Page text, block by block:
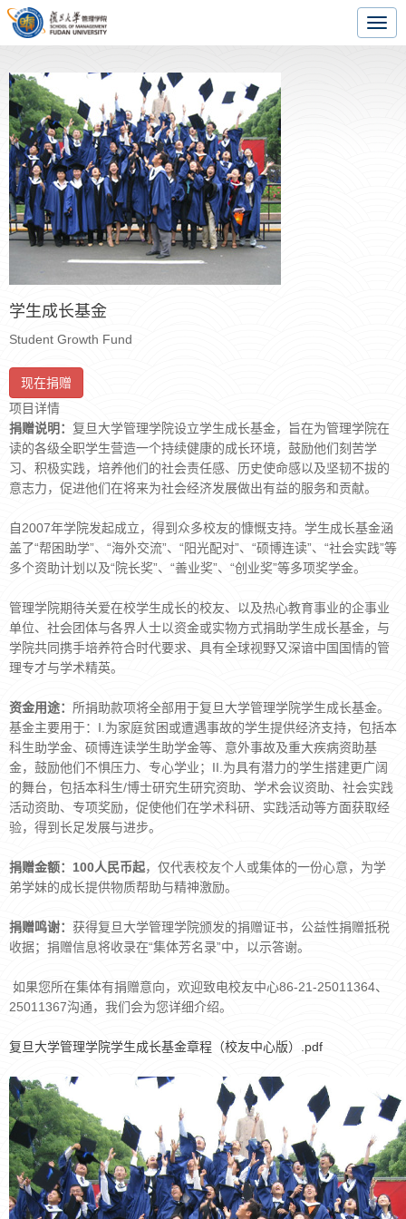
学生成长基金
Student Growth Fund
现在捐赠
项目详情
捐赠说明： 复旦大学管理学院设立学生成长基金，旨在为管理学院在
读的各级全职学生营造一个持续健康的成长环境，鼓励他们刻苦学
习、积极实践，培养他们的社会责任感、历史使命感以及坚韧不拔的
意志力，促进他们在将来为社会经济发展做出有益的服务和贡献。
自2007年学院发起成立，得到众多校友的慷慨支持。学生成长基金涵
盖了“帮困助学”、“海外交流”、“阳光配对”、“硕博连读”、“社会实践”等
多个资助计划以及“院长奖”、“善业奖”、“创业奖”等多项奖学金。
管理学院期待关爱在校学生成长的校友、以及热心教育事业的企事业
单位、社会团体与各界人士以资金或实物方式捐助学生成长基金，与
学院共同携手培养符合时代要求、具有全球视野又深谙中国国情的管
理专才与学术精英。
资金用途： 所捐助款项将全部用于复旦大学管理学院学生成长基金。
基金主要用于：I.为家庭贫困或遭遇事故的学生提供经济支持，包括本
科生助学金、硕博连读学生助学金等、意外事故及重大疾病资助基
金，鼓励他们不惧压力、专心学业；II.为具有潜力的学生搭建更广阔
的舞台，包括本科生/博士研究生研究资助、学术会议资助、社会实践
活动资助、专项奖励，促使他们在学术科研、实践活动等方面获取经
验，得到长足发展与进步。
捐赠金额：100人民币起，仅代表校友个人或集体的一份心意，为学
弟学妹的成长提供物质帮助与精神激励。
捐赠鸣谢： 获得复旦大学管理学院颁发的捐赠证书，公益性捐赠抵税
收据；捐赠信息将收录在“集体芳名录”中，以示答谢。
如果您所在集体有捐赠意向，欢迎致电校友中心86-21-25011364、
25011367沟通，我们会为您详细介绍。
复旦大学管理学院学生成长基金章程（校友中心版）.pdf